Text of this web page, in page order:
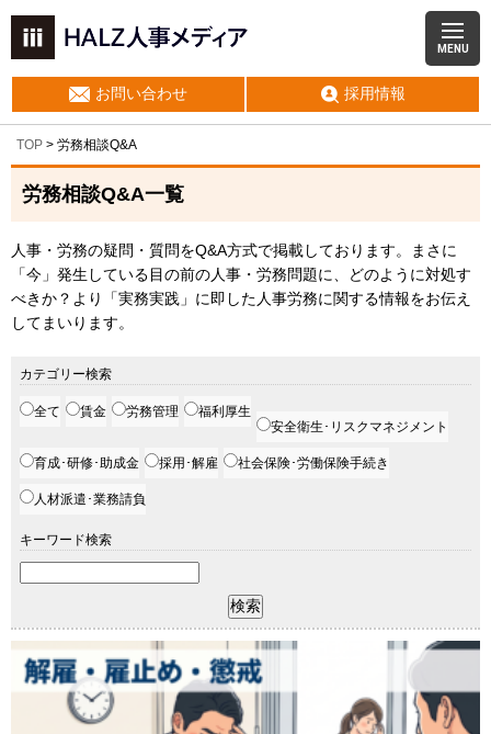
MENU
お問い合わせ 採用情報
TOP > 労務相談Q&A
労務相談Q&A一覧
人事・労務の疑問・質問をQ&A方式で掲載しております。まさに
「今」発生している目の前の人事・労務問題に、どのように対処す
べきか？より「実務実践」に即した人事労務に関する情報をお伝え
してまいります。
カテゴリー検索
全て 賃金 労務管理
福利厚生
安全衛生･リスクマネジメント
育成･研修･助成金 採用･解雇 社会保険･労働保険手続き
人材派遣･業務請負
キーワード検索